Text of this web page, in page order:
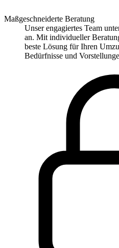
Maßgeschneiderte Beratung
Unser engagiertes Team
an. Mit individueller
beste Lösung für Ihren
Bedürfnisse und